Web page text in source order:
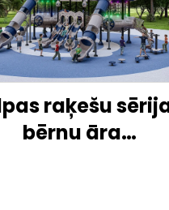
raķešu
bērnu āra